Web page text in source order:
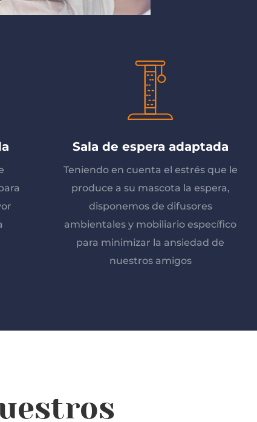
Sala de espera adaptada
Teniendo en cuenta el estrés que le
produce a su mascota la espera,
disponemos de difusores
ambientales y mobiliario específico
para minimizar la ansiedad de
nuestros amigos